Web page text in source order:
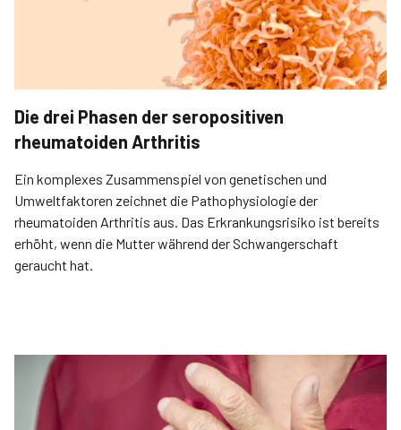
Die drei Phasen der seropositiven
rheumatoiden Arthritis
Ein komplexes Zusammenspiel von genetischen und
Umweltfaktoren zeichnet die Pathophysiologie der
rheumatoiden Arthritis aus. Das Erkrankungsrisiko ist bereits
erhöht, wenn die Mutter während der Schwangerschaft
geraucht hat.